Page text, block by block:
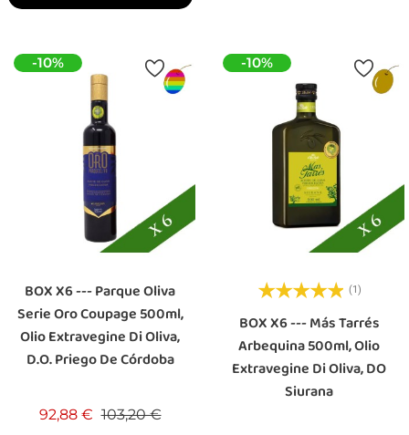
-10%
BOX X6 --- Parque Oliva
Serie Oro Coupage 500ml,
Olio Extravegine Di Oliva,
D.O. Priego De Córdoba
92,88 € Prezzo base
103,20 €Prezzo
-10%
(1)
BOX X6 --- Más Tarrés
Arbequina 500ml, Olio
Extravegine Di Oliva, DO
Siurana